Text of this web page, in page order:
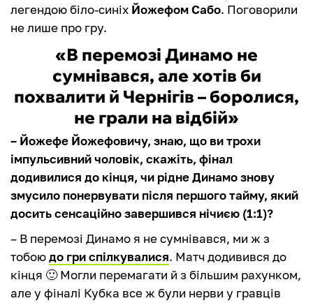
легендою біло-синіх Йожефом Сабо. Поговорили
не лише про гру.
«В перемозі Динамо не
сумнівався, але хотів би
похвалити й Чернігів – боролися,
не грали на відбій»
– Йожефе Йожефовичу, знаю, що ви трохи
імпульсивний чоловік, скажіть, фінал
додивилися до кінця, чи рідне Динамо знову
змусило понервувати після першого тайму, який
досить сенсаційно завершився нічиєю (1:1)?
– В перемозі Динамо я не сумнівався, ми ж з
тобоюдо гри спілкувалися. Матч додивився до
кінця 🙂 Могли перемагати й з більшим рахунком,
але у фіналі Кубка все ж були нерви у гравців